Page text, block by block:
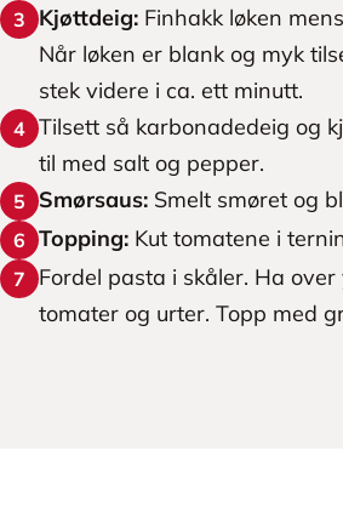
3 Kjøttdeig: Finhakk løken
Når løken er blank og myk
stek videre i ca. ett minutt.
4 Tilsett så karbonadedeig og
til med salt og pepper.
5 Smørsaus: Smelt smøret og
6 Topping: Kut tomatene i
7
Fordel pasta i skåler. Ha
tomater og urter. Topp med